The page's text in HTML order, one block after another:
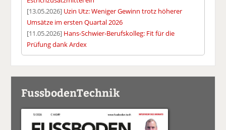
[13.05.2026] Uzin Utz: Weniger Gewinn trotz höherer
Umsätze im ersten Quartal 2026
[11.05.2026] Hans-Schwier-Berufskolleg: Fit für die
Prüfung dank Ardex
FussbodenTechnik